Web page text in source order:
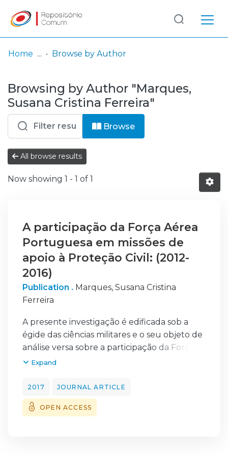
& Collections
Browse repository
Entities
Log
In
(current)
Home Browse by Author
Browsing by Author "Marques,
Susana Cristina Ferreira"
Browse
All browse results
Now showing 1 - 1 of 1
A participação da Força Aérea
Portuguesa em missões de
apoio à Proteção Civil: (2012-
2016)
Publication . Marques, Susana Cristina
Ferreira
A presente investigação é edificada sob a
égide das ciências militares e o seu objeto de
análise versa sobre a participação da Força
Aérea Portuguesa em missões no âmbito da
Inserido no tema das missões de interesse
público, o objetivo geral desta investigação
é identificar e avaliar a eficiência dos meios da
Expand
2017 JOURNAL ARTICLE
OPEN ACCESS